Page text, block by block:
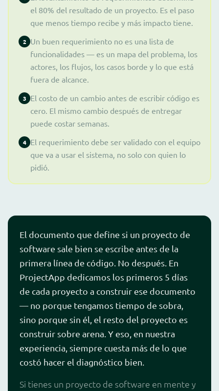
el 80% del resultado de un proyecto. Es el paso
que menos tiempo recibe y más impacto tiene.
2 Un buen requerimiento no es una lista de
funcionalidades — es un mapa del problema, los
actores, los flujos, los casos borde y lo que está
fuera de alcance.
3
El costo de un cambio antes de escribir código es
cero. El mismo cambio después de entregar
puede costar semanas.
4 El requerimiento debe ser validado con el equipo
que va a usar el sistema, no solo con quien lo
pidió.
El documento que define si un proyecto de
software sale bien se escribe antes de la
primera línea de código. No después. En
ProjectApp dedicamos los primeros 5 días
de cada proyecto a construir ese documento
— no porque tengamos tiempo de sobra,
sino porque sin él, el resto del proyecto es
construir sobre arena. Y eso, en nuestra
experiencia, siempre cuesta más de lo que
costó hacer el diagnóstico bien.
Si tienes un proyecto de software en mente y